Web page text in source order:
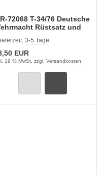
72068 T-34/76 Deutsche
Rüstsatz und
3-5 Tage
EUR
19 % MwSt. zzgl. Versandkosten